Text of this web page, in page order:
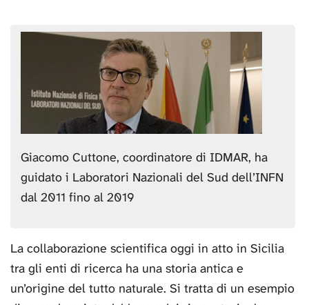
Giacomo Cuttone, coordinatore di IDMAR, ha
guidato i Laboratori Nazionali del Sud dell’INFN
dal 2011 fino al 2019
La collaborazione scientifica oggi in atto in Sicilia
tra gli enti di ricerca ha una storia antica e
un’origine del tutto naturale. Si tratta di un esempio